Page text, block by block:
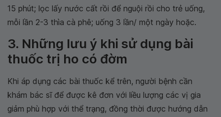
15 phút; lọc lấy nước cất rồi để nguội rồi cho trẻ uống,
mỗi lần 2-3 thìa cà phê; uống 3 lần/ một ngày hoặc.
3. Những lưu ý khi sử dụng bài
thuốc trị ho có đờm
Khi áp dụng các bài thuốc kể trên, người bệnh cần
khám bác sĩ để được kê đơn với liều lượng các vị gia
giảm phù hợp với thể trạng, đồng thời được hướng dẫn